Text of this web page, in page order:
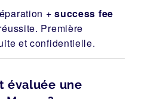
+success fee
Première
et confidentielle.
évaluée une